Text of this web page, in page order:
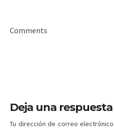
Comments
Deja una respuesta
Tu dirección de correo